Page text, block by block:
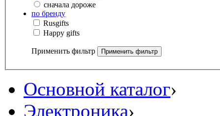
сначала дороже
по бренду
Rusgifts
Happy gifts
Применить фильтр
Основной каталог›
Электроника›